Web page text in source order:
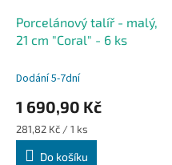
Porcelánový talíř - malý,
21 cm "Coral" - 6 ks
Dodání 5-7dní
1 690,90 Kč
Měrná
cena:
281,82 Kč / 1 ks
Do košíku